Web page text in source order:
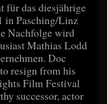
für das diesjährige
in Pasching/Linz
Nachfolge wird
Mathias Lodd
Doc
resign from his
Film Festival
successor, actor